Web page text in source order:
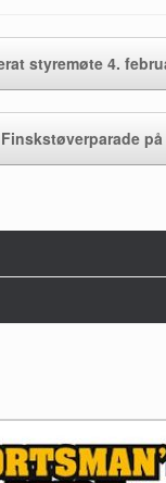
styremøte 4.